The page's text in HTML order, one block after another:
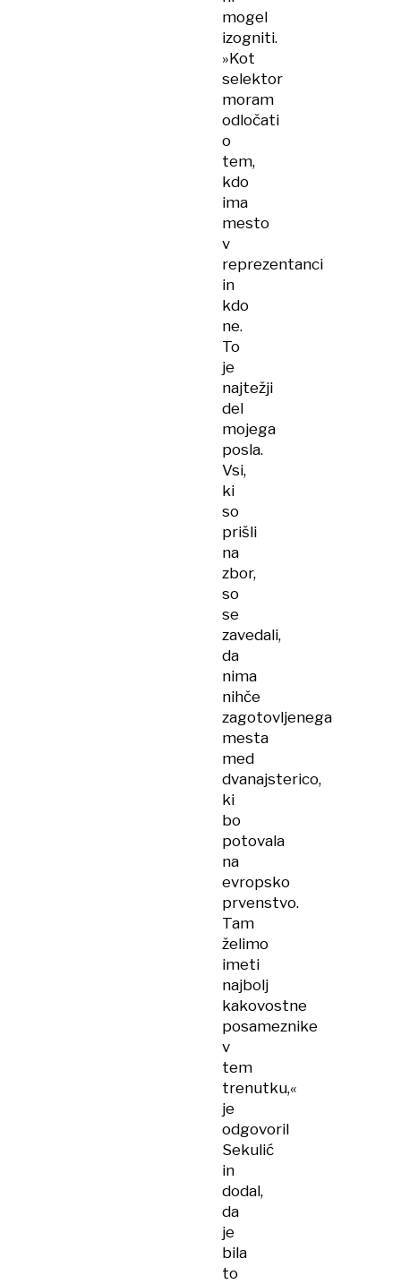
mogel
izogniti.
»Kot
selektor
moram
odločati
o
tem,
kdo
ima
mesto
v
reprezentanci
in
kdo
ne.
To
je
najtežji
del
mojega
posla.
Vsi,
ki
so
prišli
na
zbor,
so
se
zavedali,
da
nima
nihče
zagotovljenega
mesta
med
dvanajsterico,
ki
bo
potovala
na
evropsko
prvenstvo.
Tam
želimo
imeti
najbolj
kakovostne
posameznike
v
tem
trenutku,«
je
odgovoril
Sekulić
in
dodal,
da
je
bila
to